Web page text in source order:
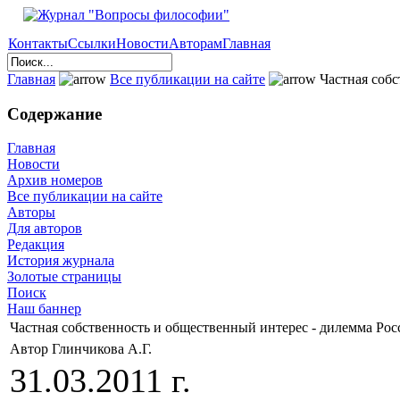
КонтактыСсылкиНовостиАвторамГлавная
Главная Все публикации на сайте Частная
Содержание
Главная
Новости
Архив номеров
Все публикации на сайте
Авторы
Для авторов
Редакция
История журнала
Золотые страницы
Поиск
Наш баннер
Частная собственность и общественный интерес - дилемма
Автор Глинчикова А.Г.
31.03.2011 г.